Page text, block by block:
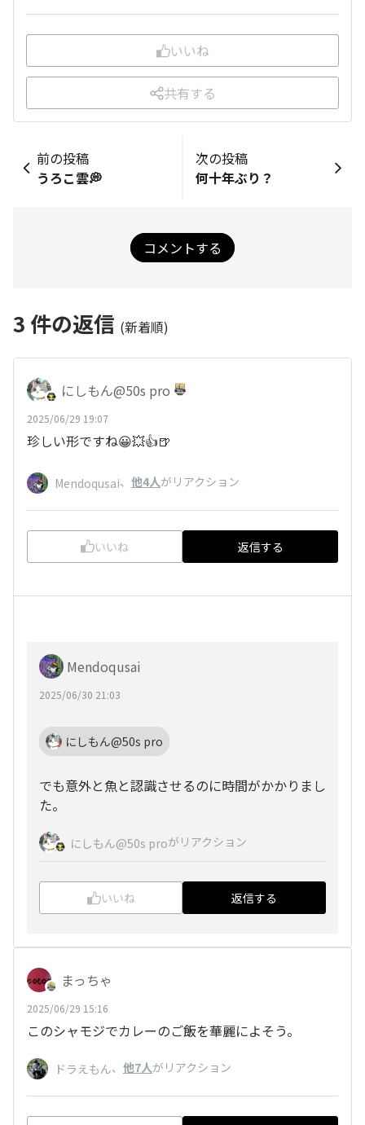
いいね
共有する
前の投稿
うろこ雲💭
次の投稿
何十年ぶり？
コメントする
3 件の返信 (新着順)
にしもん@50s pro
2025/06/29 19:07
珍しい形ですね😀💥👍🍺
Mendoqusai、 他4人がリアクション
いいね 返信する
Mendoqusai
2025/06/30 21:03
にしもん@50s pro
でも意外と魚と認識させるのに時間がかかりまし
た。
にしもん@50s proがリアクション
いいね 返信する
まっちゃ
2025/06/29 15:16
このシャモジでカレーのご飯を華麗によそう。
ドラえもん、 他7人がリアクション